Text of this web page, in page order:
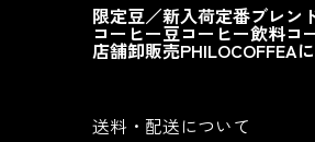
限定豆／新入荷定番ブレン
コーヒー豆コーヒー飲料コ
店舗卸販売PHILOCOFFEA
送料・配送について